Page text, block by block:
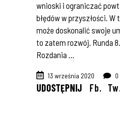
wnioski i ograniczać
błędów w przyszłości. W
może doskonalić swoje
to zatem rozwój. Runda
Rozdania
13 września 2020
UDOSTĘPNIJ Fb.